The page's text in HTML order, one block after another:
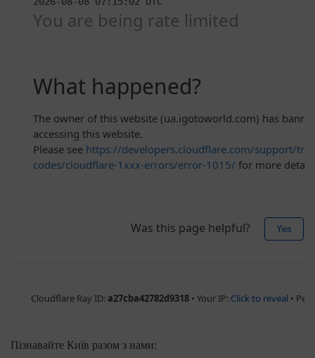
Пізнавайте Київ разом з нами: